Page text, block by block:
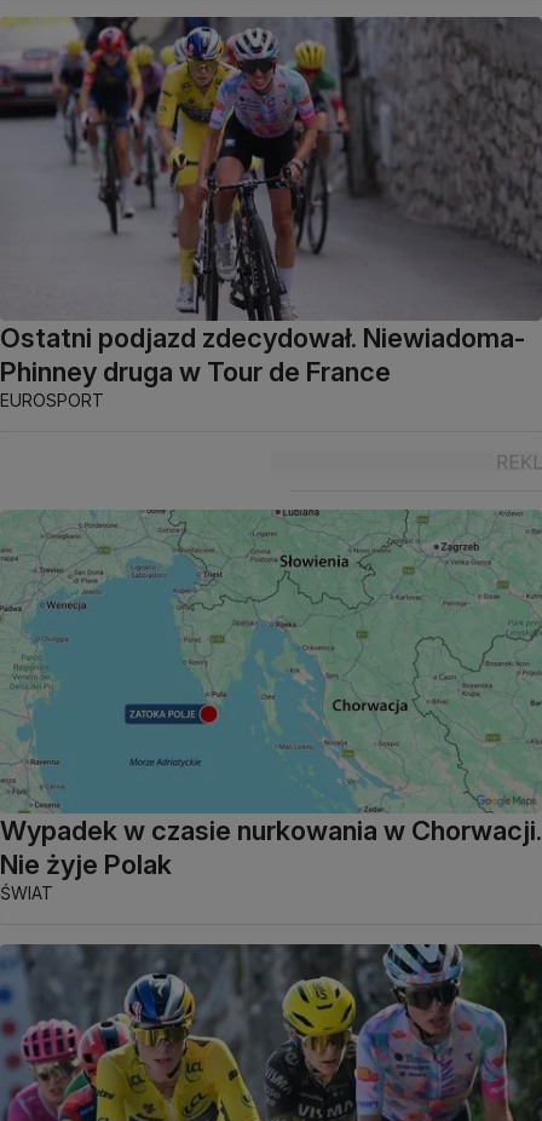
Ostatni podjazd zdecydował. Niewiadoma-
Phinney druga w Tour de France
EUROSPORT
Wypadek w czasie nurkowania w Chorwacji.
Nie żyje Polak
ŚWIAT